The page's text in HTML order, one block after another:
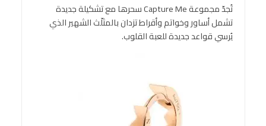
تُجدّ مجموعة Capture Me سحرها مع تشكيلة جديدة
تشمل أساور وخواتم وأقراط تزدان بالمثلّث الشهير الذي
يُرسي قواعد جديدة للعبة القلوب.